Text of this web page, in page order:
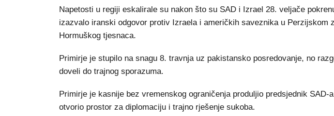
Napetosti u regiji eskalirale su nakon što su SAD i Izrael 28. veljače
izazvalo iranski odgovor protiv Izraela i američkih saveznika u Perzijskom
Hormuškog tjesnaca.
Primirje je stupilo na snagu 8. travnja uz pakistansko posredovanje, no
doveli do trajnog sporazuma.
Primirje je kasnije bez vremenskog ograničenja produljio predsjednik SAD-
otvorio prostor za diplomaciju i trajno rješenje sukoba.